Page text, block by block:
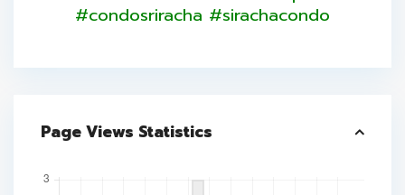
#condosriracha #sirachacondo
Page Views Statistics